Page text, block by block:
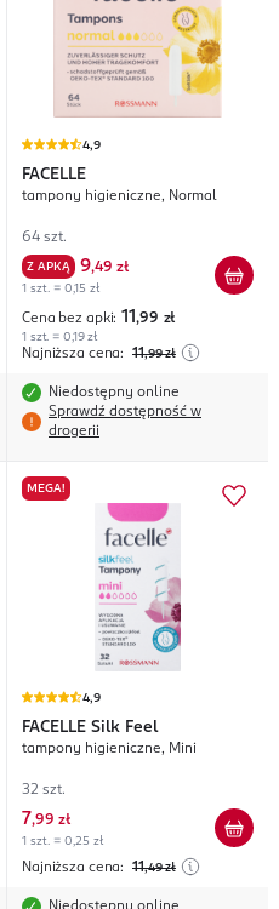
4,9
FACELLE
tampony higieniczne, Normal
64 szt.
Z APKĄ 9,49 zł
1 szt. = 0,15 zł
Cena bez apki: 11 ,99 zł
1 szt. = 0,19 zł
Najniższa cena: 11,99 zł
Niedostępny online
Sprawdź dostępność w
drogerii
MEGA!
4,9
FACELLE Silk Feel
tampony higieniczne, Mini
32 szt.
7,99 zł
1 szt. = 0,25 zł
Najniższa cena: 11,49 zł